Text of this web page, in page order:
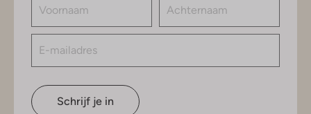
Schrijf je in